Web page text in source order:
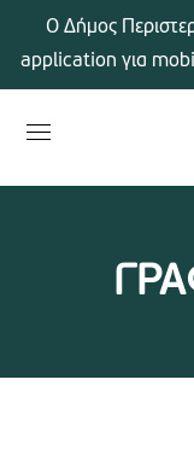
Ο Δήμος
application για